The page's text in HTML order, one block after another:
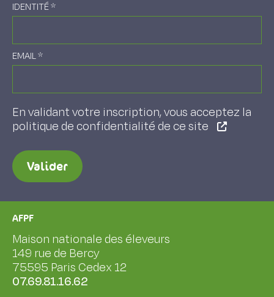
IDENTITÉ*
EMAIL*
En validant votre inscription, vous acceptez la
politique de confidentialité de ce site
Valider
AFPF
Maison nationale des éleveurs
149 rue de Bercy
75595 Paris Cedex 12
07.69.81.16.62